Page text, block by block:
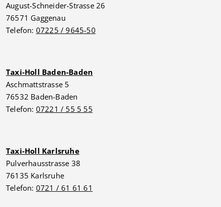
August-Schneider-Strasse 26
76571 Gaggenau
Telefon: 07225 / 9645-50
Taxi-Holl Baden-Baden
Aschmattstrasse 5
76532 Baden-Baden
Telefon: 07221 / 55 5 55
Taxi-Holl Karlsruhe
Pulverhausstrasse 38
76135 Karlsruhe
Telefon: 0721 / 61 61 61